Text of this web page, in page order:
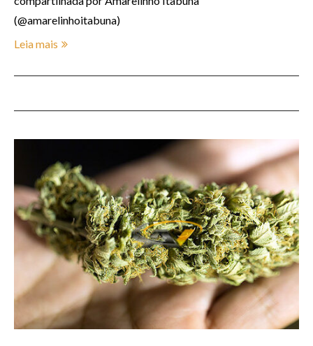
(@amarelinhoitabuna)
Leia mais